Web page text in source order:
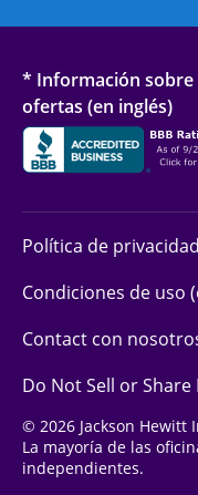
* Información sobre
ofertas (en inglés)
Política de
Condiciones de uso
Contact con
Do Not Sell or
© 2026 Jackson Hewitt
La mayoría de las
independientes.